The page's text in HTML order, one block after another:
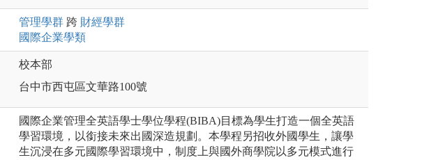
管理學群 跨 財經學群
國際企業學類
校本部
台中市西屯區文華路100號
國際企業管理全英語學士學位學程(BIBA)目標為學生打造一個全英語
學習環境，以銜接未來出國深造規劃。本學程另招收外國學生，讓學
生沉浸在多元國際學習環境中，制度上與國外商學院以多元模式進行